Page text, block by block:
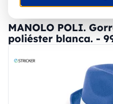
MANOLO POLI.
poliéster blanca. -